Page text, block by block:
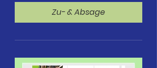
Zu- & Absage